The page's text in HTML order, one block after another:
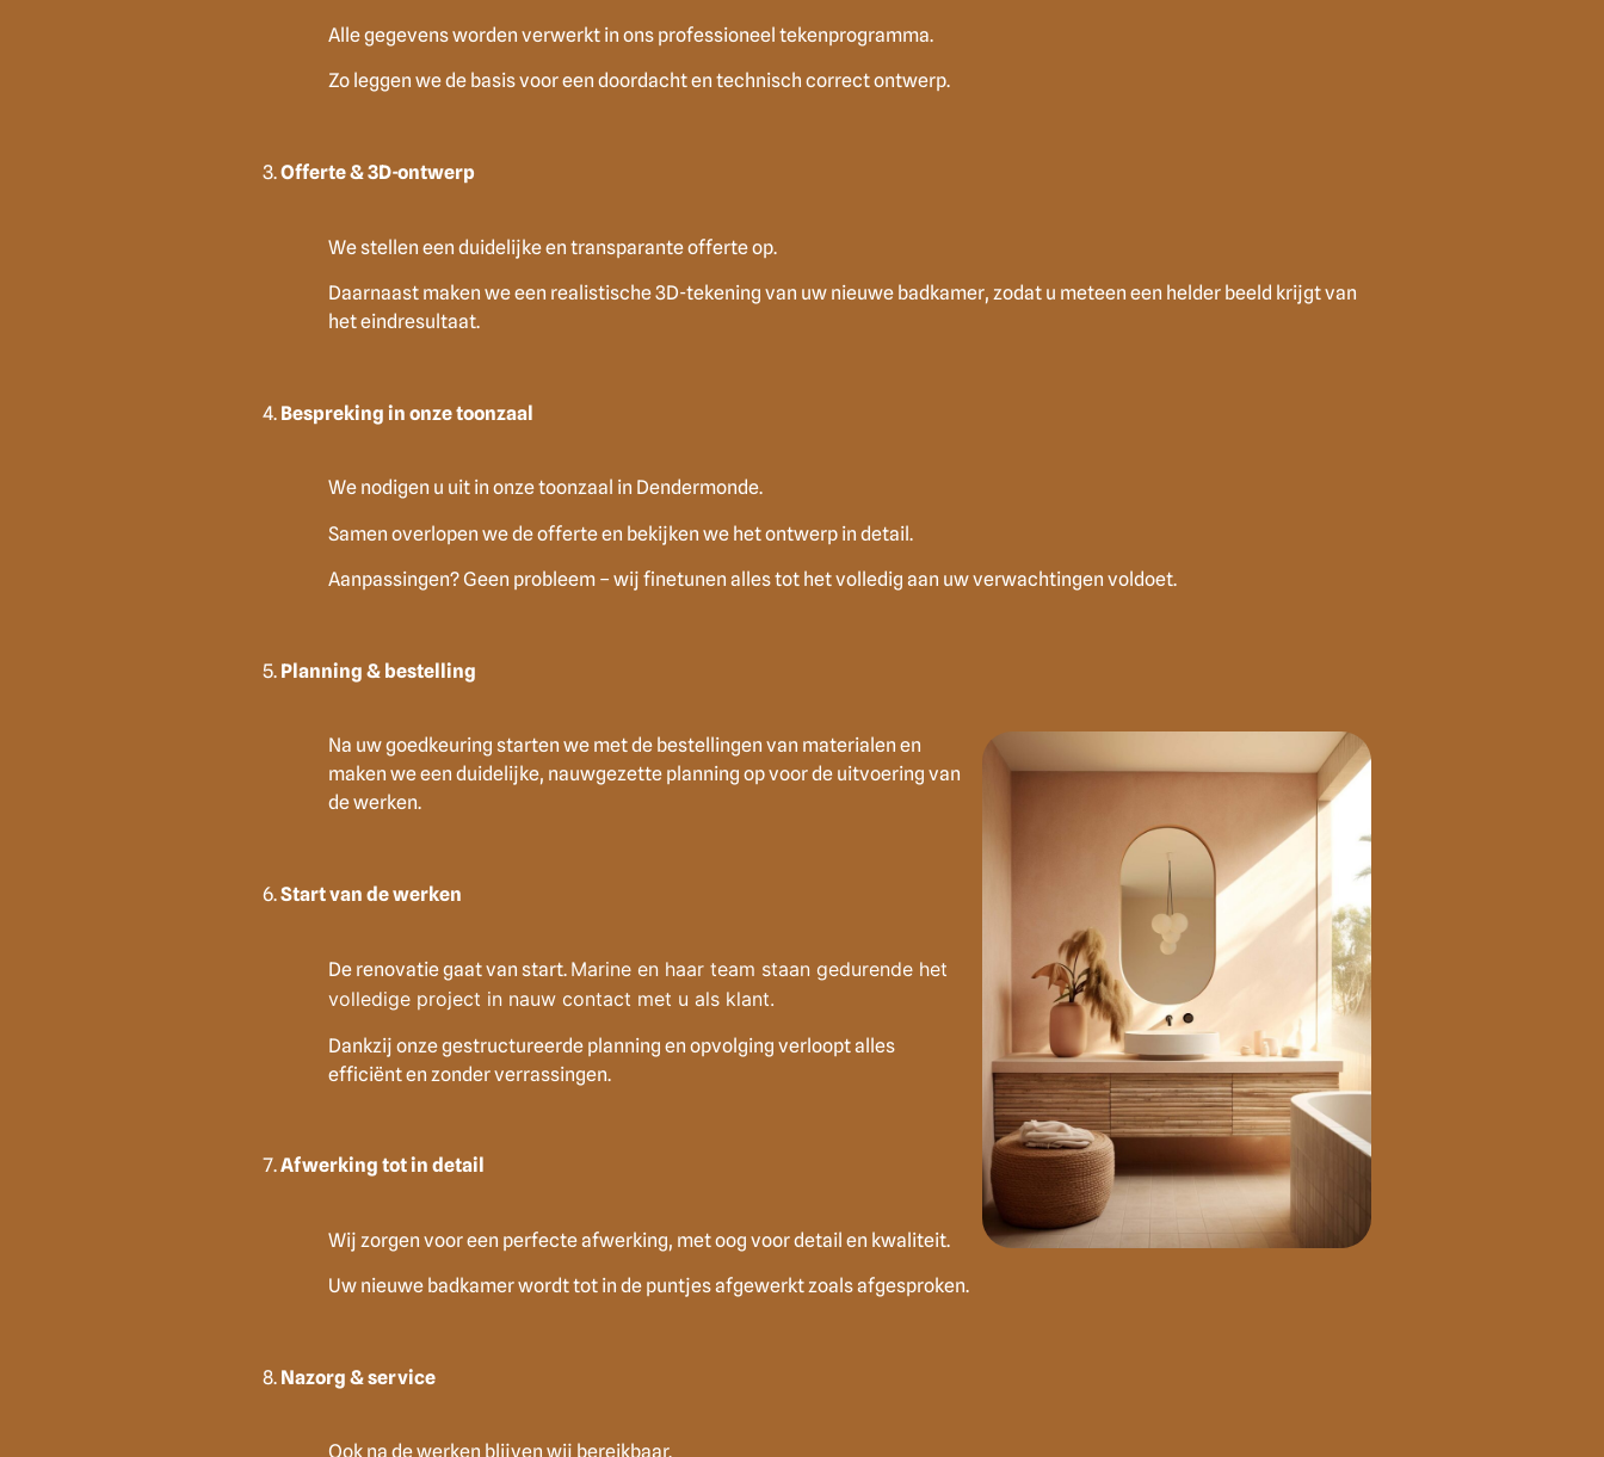
Alle gegevens worden verwerkt in ons professioneel tekenprogramma.
Zo leggen we de basis voor een doordacht en technisch correct ontwerp.
Offerte & 3D-ontwerp
We stellen een duidelijke en transparante offerte op.
Daarnaast maken we een realistische 3D-tekening van uw nieuwe badkamer, zodat u meteen een helder beeld krijgt van
het eindresultaat.
Bespreking in onze toonzaal
We nodigen u uit in onze toonzaal in Dendermonde.
Samen overlopen we de offerte en bekijken we het ontwerp in detail.
Aanpassingen? Geen probleem – wij finetunen alles tot het volledig aan uw verwachtingen voldoet.
Planning & bestelling
Na uw goedkeuring starten we met de bestellingen van materialen en
maken we een duidelijke, nauwgezette planning op voor de uitvoering van
de werken.
Start van de werken
De renovatie gaat van start. Marine en haar team staan gedurende het
volledige project in nauw contact met u als klant.
Dankzij onze gestructureerde planning en opvolging verloopt alles
efficiënt en zonder verrassingen.
Afwerking tot in detail
Wij zorgen voor een perfecte afwerking, met oog voor detail en kwaliteit.
Uw nieuwe badkamer wordt tot in de puntjes afgewerkt zoals afgesproken.
Nazorg & service
Ook na de werken blijven wij bereikbaar.